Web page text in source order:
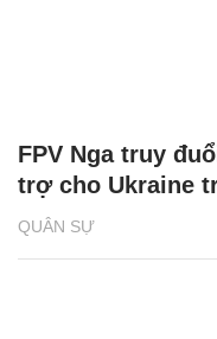
QUÂN SỰ
FPV Nga truy
trợ cho Ukraine